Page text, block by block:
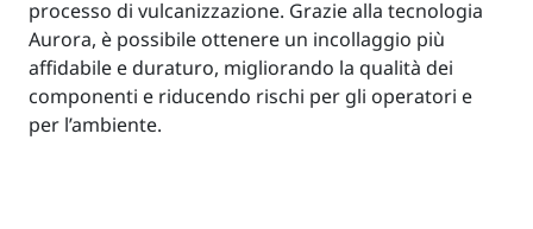
processo di vulcanizzazione. Grazie alla tecnologia
Aurora, è possibile ottenere un incollaggio più
affidabile e duraturo, migliorando la qualità dei
componenti e riducendo rischi per gli operatori e
per l’ambiente.